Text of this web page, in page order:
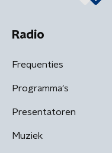
Radio
Frequenties
Programma's
Presentatoren
Muziek